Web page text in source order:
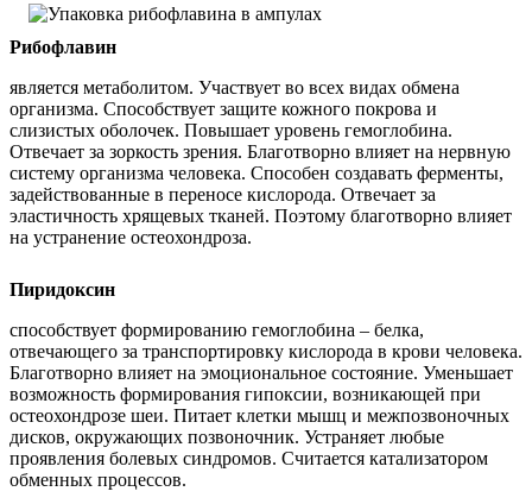
Рибофлавин
является метаболитом. Участвует во всех видах обмена
организма. Способствует защите кожного покрова и
слизистых оболочек. Повышает уровень гемоглобина.
Отвечает за зоркость зрения. Благотворно влияет на нервную
систему организма человека. Способен создавать ферменты,
задействованные в переносе кислорода. Отвечает за
эластичность хрящевых тканей. Поэтому благотворно влияет
на устранение остеохондроза.
Пиридоксин
способствует формированию гемоглобина – белка,
отвечающего за транспортировку кислорода в крови человека.
Благотворно влияет на эмоциональное состояние. Уменьшает
возможность формирования гипоксии, возникающей при
остеохондрозе шеи. Питает клетки мышц и межпозвоночных
дисков, окружающих позвоночник. Устраняет любые
проявления болевых синдромов. Считается катализатором
обменных процессов.